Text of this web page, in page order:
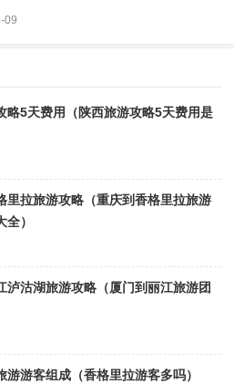
09
略5天费用（陕西旅游攻略5天费用是
里拉旅游攻略（重庆到香格里拉旅游
）
泸沽湖旅游攻略（厦门到丽江旅游团
游游客组成（香格里拉游客多吗）